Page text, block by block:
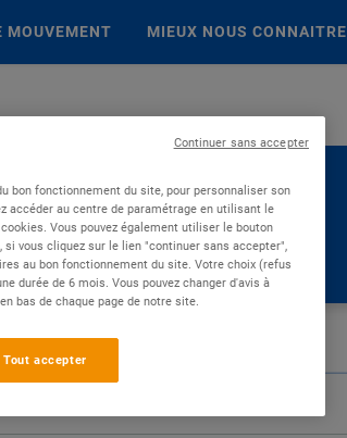
MOUVEMENT MIEUX NOUS CONNAITRE
bon fonctionnement du site, pour personnaliser son
accéder au centre de paramétrage en utilisant le
Vous pouvez également utiliser le bouton
vous cliquez sur le lien "continuer sans accepter",
au bon fonctionnement du site. Votre choix (refus
durée de 6 mois. Vous pouvez changer d'avis à
bas de chaque page de notre site.
Tout accepter
Continuer sans accepter